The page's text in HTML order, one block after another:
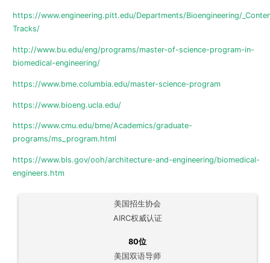
https://www.engineering.pitt.edu/Departments/Bioengineering/
Tracks/
http://www.bu.edu/eng/programs/master-of-science-program-in-
biomedical-engineering/
https://www.bme.columbia.edu/master-science-program
https://www.bioeng.ucla.edu/
https://www.cmu.edu/bme/Academics/graduate-
programs/ms_program.html
https://www.bls.gov/ooh/architecture-and-engineering/biomedical-
engineers.htm
美国招生协会
AIRC权威认证
80位
美国双语导师